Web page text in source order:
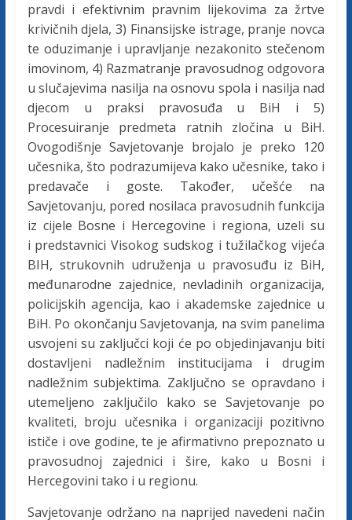
e
B
H
pravdi i efektivnim pravnim lijekovima za žrtve
krivičnih djela, 3) Finansijske istrage, pranje novca
te oduzimanje i upravljanje nezakonito stečenom
imovinom, 4) Razmatranje pravosudnog odgovora
u slučajevima nasilja na osnovu spola i nasilja nad
djecom u praksi pravosuđa u BiH i 5)
Procesuiranje predmeta ratnih zločina u BiH.
Ovogodišnje Savjetovanje brojalo je preko 120
učesnika, što podrazumijeva kako učesnike, tako i
predavače i goste. Također, učešće na
Savjetovanju, pored nosilaca pravosudnih funkcija
iz cijele Bosne i Hercegovine i regiona, uzeli su
i predstavnici Visokog sudskog i tužilačkog vijeća
BIH, strukovnih udruženja u pravosuđu iz BiH,
međunarodne zajednice, nevladinih organizacija,
policijskih agencija, kao i akademske zajednice u
BiH. Po okončanju Savjetovanja, na svim panelima
usvojeni su zaključci koji će po objedinjavanju biti
dostavljeni nadležnim institucijama i drugim
nadležnim subjektima. Zaključno se opravdano i
utemeljeno zaključilo kako se Savjetovanje po
kvaliteti, broju učesnika i organizaciji pozitivno
ističe i ove godine, te je afirmativno prepoznato u
pravosudnoj zajednici i šire, kako u Bosni i
Hercegovini tako i u regionu.
Savjetovanje održano na naprijed navedeni način